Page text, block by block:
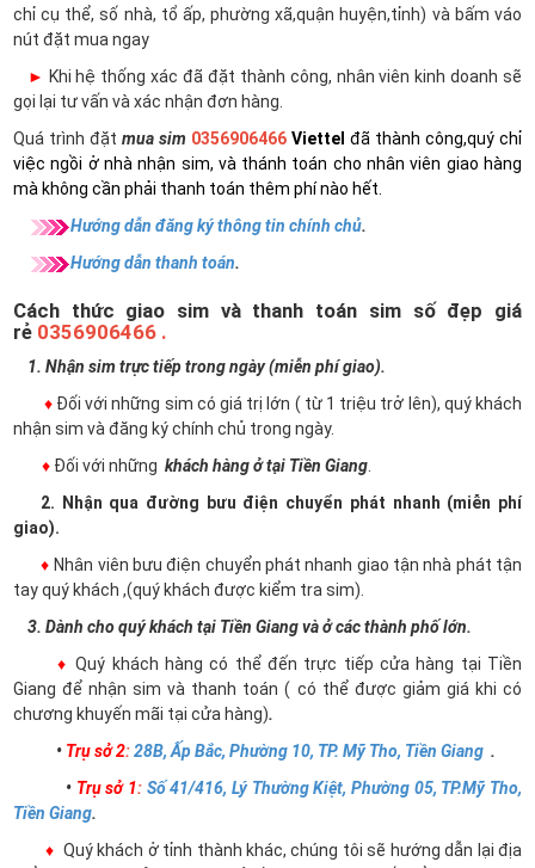
chỉ cụ thể, số nhà, tổ ấp, phường xã,quận huyện,tỉnh) và bấm váo
nút đặt mua ngay
► Khi hệ thống xác đã đặt thành công, nhân viên kinh doanh sẽ
gọi lại tư vấn và xác nhận đơn hàng.
Quá trình đặt mua sim 0356906466 Viettel đã thành công,quý chỉ
việc ngồi ở nhà nhận sim, và thánh toán cho nhân viên giao hàng
mà không cần phải thanh toán thêm phí nào hết.
Hướng dẫn đăng ký thông tin chính chủ.
Hướng dẫn thanh toán.
Cách thức giao sim và thanh toán sim số đẹp giá
rẻ 0356906466 .
1. Nhận sim trực tiếp trong ngày (miễn phí giao).
♦ Đối với những sim có giá trị lớn ( từ 1 triệu trở lên), quý khách
nhận sim và đăng ký chính chủ trong ngày.
♦ Đối với những khách hàng ở tại Tiền Giang
2. Nhận qua đường bưu điện chuyển phát nhanh (miễn phí
giao).
♦ Nhân viên bưu điện chuyển phát nhanh giao tận nhà phát tận
tay quý khách ,(quý khách được kiểm tra sim).
3. Dành cho quý khách tại Tiền Giang và ở các thành phố lớn.
♦ Quý khách hàng có thể đến trực tiếp cửa hàng tại Tiền
Giang để nhận sim và thanh toán ( có thể được giảm giá khi có
chương khuyến mãi tại cửa hàng).
• Trụ sở 2:28B, Ấp Bắc, Phường 10, TP. Mỹ Tho, Tiền Giang .
• Trụ sở 1: Số 41/416, Lý Thường Kiệt, Phường 05, TP.Mỹ Tho,
Tiền Giang.
♦ Quý khách ở tỉnh thành khác, chúng tôi sẽ hướng dẫn lại địa